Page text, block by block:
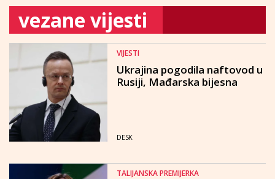
vezane vijesti
VIJESTI
Ukrajina pogodila naftovod u
Rusiji, Mađarska bijesna
DESK
TALIJANSKA PREMIJERKA